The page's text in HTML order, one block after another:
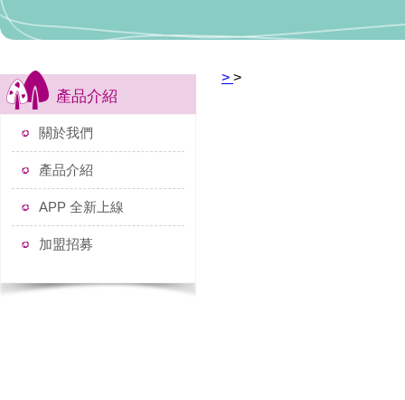
產品介紹
關於我們
產品介紹
APP 全新上線
加盟招募
> >